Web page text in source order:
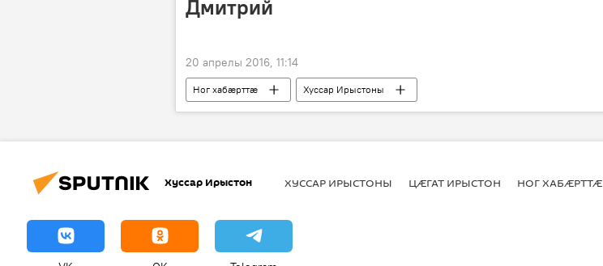
Дмитрий
20 апрелы 2016, 11:14
Ног хабӕрттӕ
Хуссар Ирыстоны
Sputnik сӕрмагонд проект "Ацы Уæлахиз æрхаста…"
Хуссар Ирыстон ХУССАР ИРЫСТОНЫ ЦӔГАТ ИРЫСТОН НОГ ХАБӔРТТӔ